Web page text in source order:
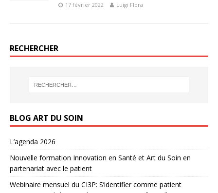
17 février 2022 Luigi Flora
RECHERCHER
BLOG ART DU SOIN
L’agenda 2026
Nouvelle formation Innovation en Santé et Art du Soin en
partenariat avec le patient
Webinaire mensuel du CI3P: S’identifier comme patient